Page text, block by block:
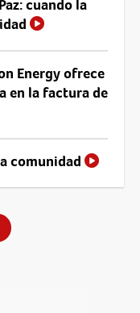
cuando la
Energy ofrece
en la factura de
comunidad